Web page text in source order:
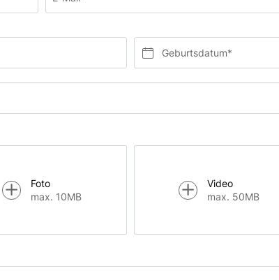
Geburtsdatum*
Foto
max. 10MB
Video
max. 50MB